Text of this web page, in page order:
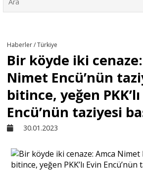
Derkenar
Sivil Toplum
Ekonomi
Haberler / Türkiye
Bir köyde iki
Nimet Encü’nün
bitince, yeğen
Encü’nün taziyesi
30.01.2023